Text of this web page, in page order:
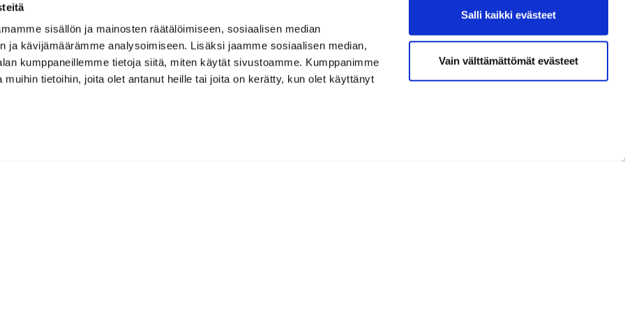
sisällön ja mainosten räätälöimiseen, sosiaalisen median
ja kävijämäärämme analysoimiseen. Lisäksi jaamme sosiaalisen median,
kumppaneillemme tietoja siitä, miten käytät sivustoamme. Kumppanimme
muihin tietoihin, joita olet antanut heille tai joita on kerätty, kun olet käyttänyt
Salli kaikki evästeet
Vain välttämättömät evästeet
talvikauden harjoittelut etuhintaan. Jokaisen treenityyliin ja tahtiin löytyy varmasti sopiva paketti,
Varmista myös simulaattoripaketit etuhintaan uuteen iO Simulaattori Loungeen!
hauskaa ohjelmaa. Kaikille osallistujille on tarjolla ilmainen Hartwallin juoma, kuppi Lavazza Top
ilmainen HOT DOG! Lisäksi hallilla voi osallistua eri kisapisteisiin ja voittaa Hartwallin ja Seasonin
tutustua Rock Golfin uuteen ja luonnonkauniseen par3 -kenttään, tutustua Srixonin ja Clevelandiin uusiin
outlet-tuotteita. Päätapahtumana Avajaisissa nähdään DP World Tourin kärkipelaajiin kuuluva